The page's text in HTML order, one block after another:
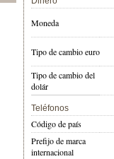
Moneda
Tipo de cambio euro
Tipo de cambio del
dolár
Teléfonos
Código de país
Prefijo de marca
internacional